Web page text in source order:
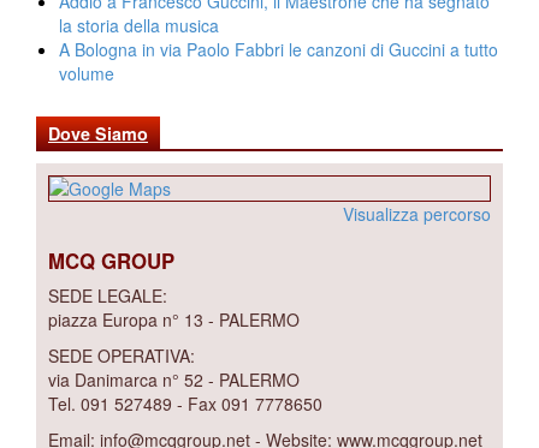
la storia della musica
A Bologna in via Paolo Fabbri le canzoni di Guccini a tutto
volume
Dove Siamo
Visualizza percorso
MCQ GROUP
SEDE LEGALE:
piazza Europa n° 13 - PALERMO
SEDE OPERATIVA:
via Danimarca n° 52 - PALERMO
Tel. 091 527489 - Fax 091 7778650
Email: info@mcqgroup.net - Website: www.mcqgroup.net